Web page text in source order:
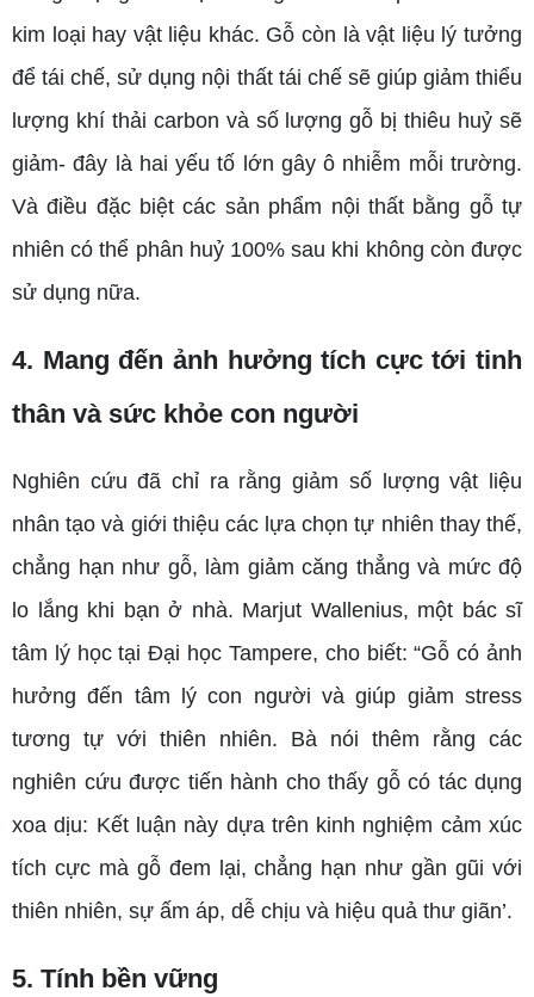
kim loại hay vật liệu khác. Gỗ còn là vật liệu lý tưởng
để tái chế, sử dụng nội thất tái chế sẽ giúp giảm thiểu
lượng khí thải carbon và số lượng gỗ bị thiêu huỷ sẽ
giảm- đây là hai yếu tố lớn gây ô nhiễm mỗi trường.
Và điều đặc biệt các sản phẩm nội thất bằng gỗ tự
nhiên có thể phân huỷ 100% sau khi không còn được
sử dụng nữa.
4. Mang đến ảnh hưởng tích cực tới tinh
thân và sức khỏe con người
Nghiên cứu đã chỉ ra rằng giảm số lượng vật liệu
nhân tạo và giới thiệu các lựa chọn tự nhiên thay thế,
chẳng hạn như gỗ, làm giảm căng thẳng và mức độ
lo lắng khi bạn ở nhà. Marjut Wallenius, một bác sĩ
tâm lý học tại Đại học Tampere, cho biết: “Gỗ có ảnh
hưởng đến tâm lý con người và giúp giảm stress
tương tự với thiên nhiên. Bà nói thêm rằng các
nghiên cứu được tiến hành cho thấy gỗ có tác dụng
xoa dịu: Kết luận này dựa trên kinh nghiệm cảm xúc
tích cực mà gỗ đem lại, chẳng hạn như gần gũi với
thiên nhiên, sự ấm áp, dễ chịu và hiệu quả thư giãn’.
5. Tính bền vững